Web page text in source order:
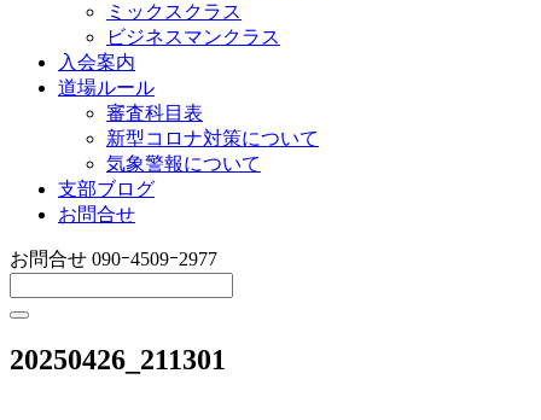
ミックスクラス
ビジネスマンクラス
入会案内
道場ルール
審査科目表
新型コロナ対策について
気象警報について
支部ブログ
お問合せ
お問合せ 090ｰ4509ｰ2977
20250426_211301